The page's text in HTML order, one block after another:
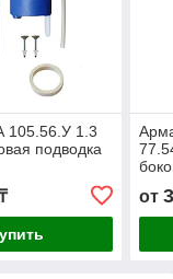
105.56.У 1.3
подводка
от